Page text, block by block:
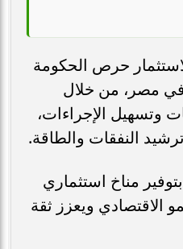
حرص الحكومة
في مصر، من خلال
وتسهيل الإجراءات،
النفقات والطاقة.
مناخ استثماري
الاقتصادي ويعزز ثقة